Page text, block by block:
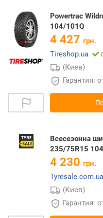
Powertrac
104/101Q
4 427 грн.
Tireshop.ua
(Киев)
Гарантия:
Всесезонна
235/75R15
4 230 грн.
Tyresale.com.ua
(Киев)
Гарантия: